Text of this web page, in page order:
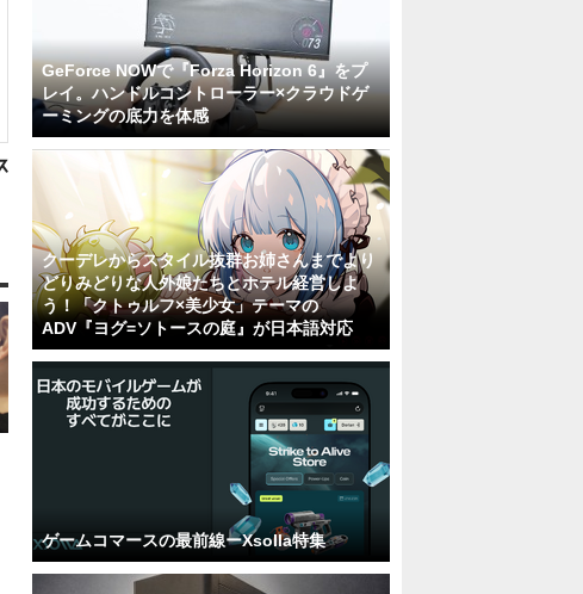
GeForce NOWで『Forza Horizon 6』をプ
レイ。ハンドルコントローラー×クラウドゲ
ーミングの底力を体感
クーデレからスタイル抜群お姉さんまでより
どりみどりな人外娘たちとホテル経営しよ
う！「クトゥルフ×美少女」テーマの
ADV『ヨグ=ソトースの庭』が日本語対応
ゲームコマースの最前線ーXsolla特集